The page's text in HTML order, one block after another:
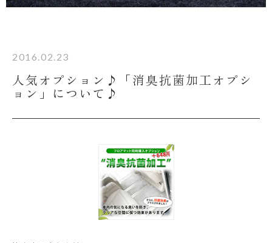
2016.02.23
人気オプション♪「消臭抗菌加工オプシ
ョン」について♪